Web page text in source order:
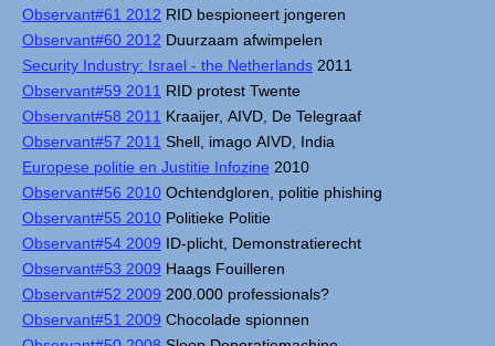
Observant#61 2012 RID bespioneert jongeren
Observant#60 2012 Duurzaam afwimpelen
Security Industry: Israel - the Netherlands 2011
Observant#59 2011 RID protest Twente
Observant#58 2011 Kraaijer, AIVD, De Telegraaf
Observant#57 2011 Shell, imago AIVD, India
Europese politie en Justitie Infozine 2010
Observant#56 2010 Ochtendgloren, politie phishing
Observant#55 2010 Politieke Politie
Observant#54 2009 ID-plicht, Demonstratierecht
Observant#53 2009 Haags Fouilleren
Observant#52 2009 200.000 professionals?
Observant#51 2009 Chocolade spionnen